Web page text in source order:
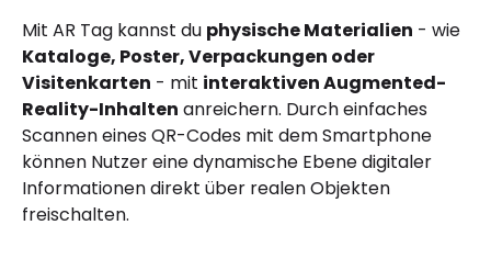
Mit AR Tag kannst du physische Materialien - wie
Kataloge, Poster, Verpackungen oder
Visitenkarten - mit interaktiven Augmented-
Reality-Inhalten anreichern. Durch einfaches
Scannen eines QR-Codes mit dem Smartphone
können Nutzer eine dynamische Ebene digitaler
Informationen direkt über realen Objekten
freischalten.